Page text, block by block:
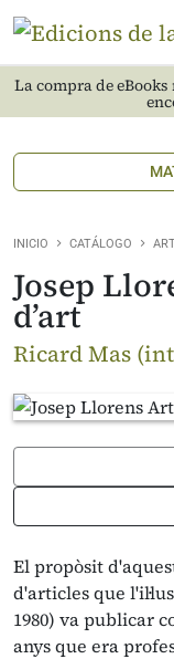
La compra de
INICIO CATÁLOGO
Josep
d’art
Ricard Mas
El propòsit
d'articles que
1980) va publicar
anys que era